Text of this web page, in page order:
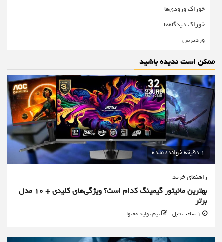
خوراک ورودی‌ها
خوراک دیدگاه‌ها
وردپرس
ممکن است ندیده باشید
1 دقیقه خوانده شده
راهنمای خرید
بهترین مانیتور گیمینگ کدام است؟ ویژگی‌های کلیدی + 10 مدل
برتر
تیم تولید محتوا